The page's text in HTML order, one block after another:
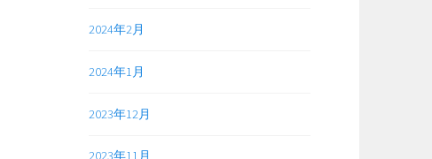
2024年2月
2024年1月
2023年12月